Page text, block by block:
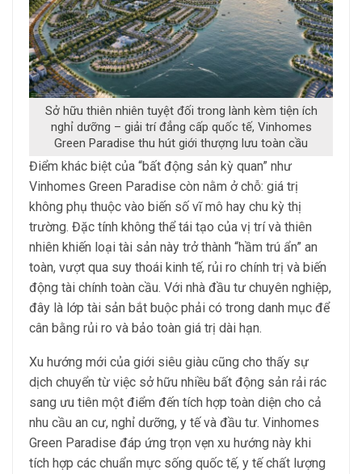
Sở hữu thiên nhiên tuyệt đối trong lành kèm tiện ích
nghỉ dưỡng – giải trí đẳng cấp quốc tế, Vinhomes
Green Paradise thu hút giới thượng lưu toàn cầu
Điểm khác biệt của “bất động sản kỳ quan” như
Vinhomes Green Paradise còn nằm ở chỗ: giá trị
không phụ thuộc vào biến số vĩ mô hay chu kỳ thị
trường. Đặc tính không thể tái tạo của vị trí và thiên
nhiên khiến loại tài sản này trở thành “hầm trú ẩn” an
toàn, vượt qua suy thoái kinh tế, rủi ro chính trị và biến
động tài chính toàn cầu. Với nhà đầu tư chuyên nghiệp,
đây là lớp tài sản bắt buộc phải có trong danh mục để
cân bằng rủi ro và bảo toàn giá trị dài hạn.
Xu hướng mới của giới siêu giàu cũng cho thấy sự
dịch chuyển từ việc sở hữu nhiều bất động sản rải rác
sang ưu tiên một điểm đến tích hợp toàn diện cho cả
nhu cầu an cư, nghỉ dưỡng, y tế và đầu tư. Vinhomes
Green Paradise đáp ứng trọn vẹn xu hướng này khi
tích hợp các chuẩn mực sống quốc tế, y tế chất lượng